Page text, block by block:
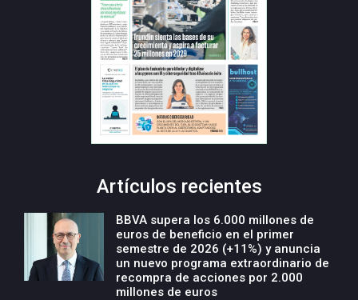
Artículos recientes
BBVA supera los 6.000 millones de
euros de beneficio en el primer
semestre de 2026 (+11%) y anuncia
un nuevo programa extraordinario de
recompra de acciones por 2.000
millones de euros